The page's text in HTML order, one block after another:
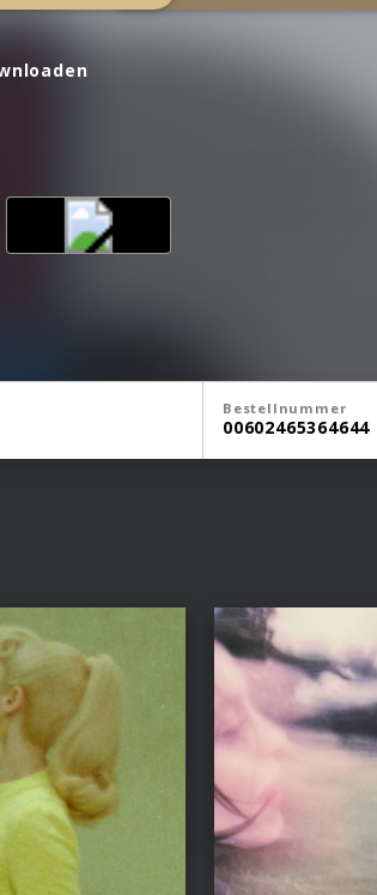
Bestellnummer
00602465364644